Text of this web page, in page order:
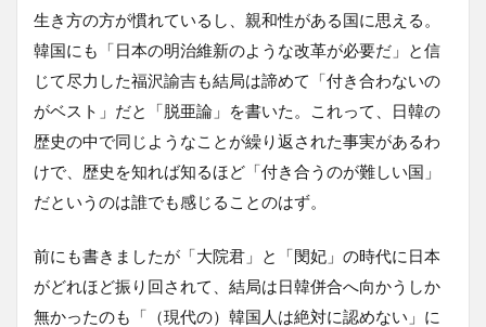
生き方の方が慣れているし、親和性がある国に思える。
韓国にも「日本の明治維新のような改革が必要だ」と信
じて尽力した福沢諭吉も結局は諦めて「付き合わないの
がベスト」だと「脱亜論」を書いた。これって、日韓の
歴史の中で同じようなことが繰り返された事実があるわ
けで、歴史を知れば知るほど「付き合うのが難しい国」
だというのは誰でも感じることのはず。
前にも書きましたが「大院君」と「閔妃」の時代に日本
がどれほど振り回されて、結局は日韓併合へ向かうしか
無かったのも「（現代の）韓国人は絶対に認めない」に